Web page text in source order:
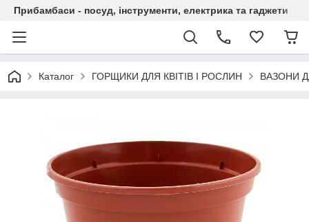
Прибамбаси - посуд, інструменти, електрика та гаджети
Каталог ГОРЩИКИ ДЛЯ КВІТІВ І РОСЛИН ВАЗОНИ